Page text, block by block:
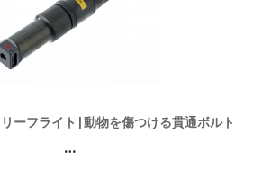
ーフライト|動物を傷つける貫通ボルト
…